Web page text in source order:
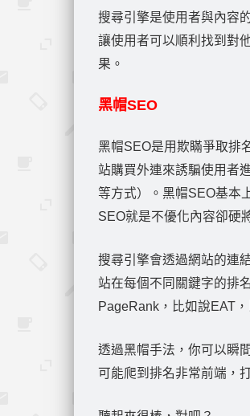
搜尋引擎是使用者與內容
讓使用者可以順利找到對
果。
黑帽SEO
黑帽SEO是用欺瞞爭取排
站購買外連來誘騙使用者
等方式）。黑帽SEO基本
SEO就是不優化內容卻硬
搜尋引擎會透過網站的連
站在每個不同關鍵字的排
PageRank，比如說EAT
透過黑帽手法，你可以瞬
可能爬到排名非常前端，